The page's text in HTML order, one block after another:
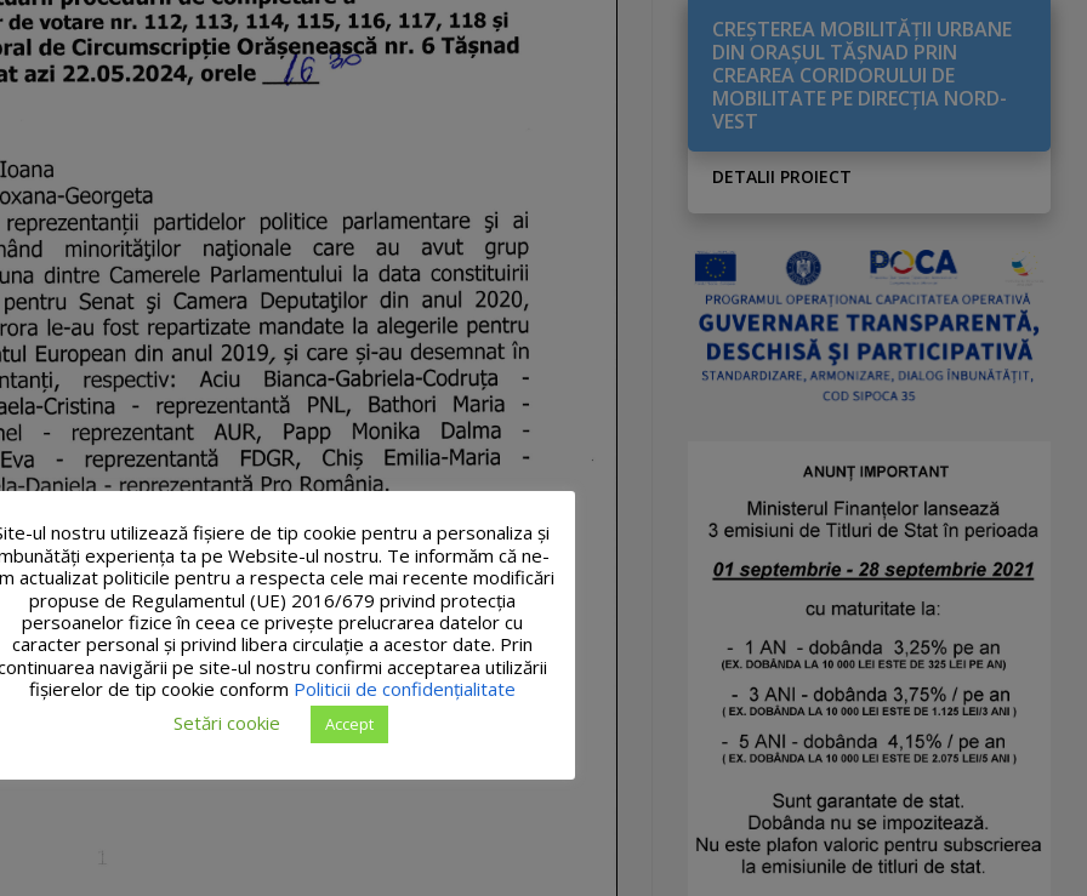
CREŞTEREA MOBILITĂŢII URBANE
DIN ORAŞUL TĂŞNAD PRIN
CREAREA CORIDORULUI DE
MOBILITATE PE DIRECŢIA NORD-
VEST
DETALII PROIECT
ul nostru utilizează fişiere de tip cookie pentru a personaliza și
experiența ta pe Website-ul nostru. Te informăm că ne-
actualizat politicile pentru a respecta cele mai recente modificări
propuse de Regulamentul (UE) 2016/679 privind protecția
persoanelor fizice în ceea ce privește prelucrarea datelor cu
caracter personal și privind libera circulație a acestor date. Prin
navigării pe site-ul nostru confirmi acceptarea utilizării
fişierelor de tip cookie conform Politicii de confidențialitate
Setări cookie
Accept